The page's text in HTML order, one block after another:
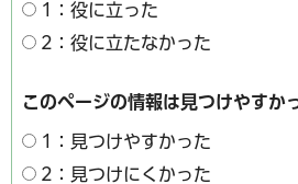
1：役に立った
2：役に立たなかった
このページの情報は見つけやすか
1：見つけやすかった
2：見つけにくかった